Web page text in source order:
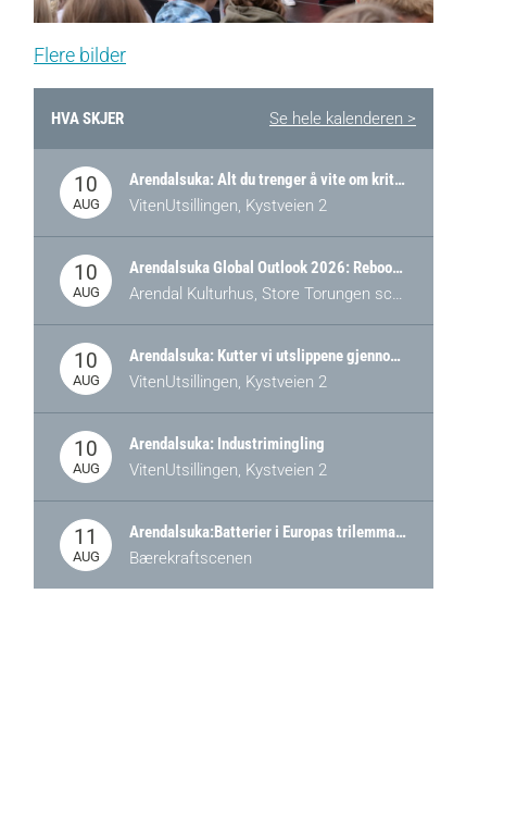
Flere bilder
HVA SKJER Se hele kalenderen >
10
AUG
Arendalsuka: Alt du trenger å vite om kritiske og strategiske verdikjeder i Norge
VitenUtsillingen, Kystveien 2
10
AUG
Arendalsuka Global Outlook 2026: Rebooting Democracy for a New World Order
Arendal Kulturhus, Store Torungen scene
10
AUG
Arendalsuka: Kutter vi utslippene gjennom omstilling – eller tap av industri?
VitenUtsillingen, Kystveien 2
10
AUG
Arendalsuka: Industrimingling
VitenUtsillingen, Kystveien 2
11
AUG
Arendalsuka:Batterier i Europas trilemma: Energisikkerhet, konkurransekraft og bærekraft (Battery Norway-arrangement)
Bærekraftscenen